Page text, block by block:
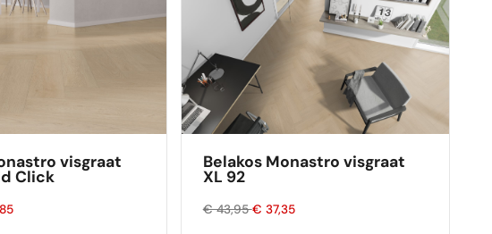
visgraat
Click
Belakos Monastro visgraat
XL 92
€ 43,95€ 37,35